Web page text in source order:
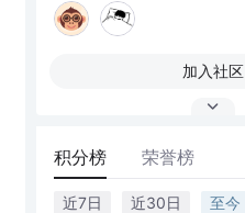
加入社区
积分榜 荣誉榜
近7日 近30日 至今